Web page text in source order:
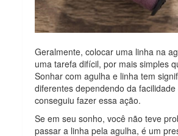
Geralmente, colocar uma linha na
uma tarefa difícil, por mais simples
Sonhar com agulha e linha tem
diferentes dependendo da
conseguiu fazer essa ação.
Se em seu sonho, você não teve
passar a linha pela agulha, é um